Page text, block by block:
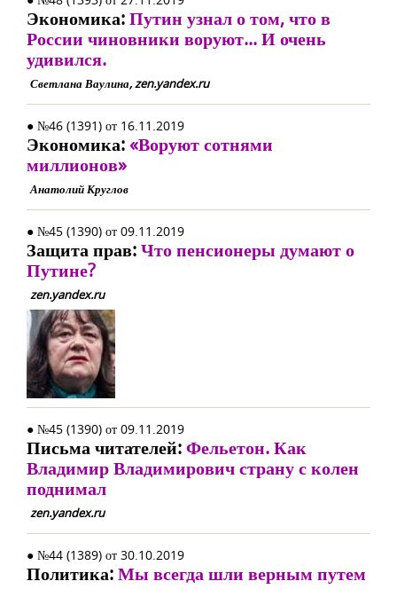
Экономика:Путин узнал о том, что в
России чиновники воруют... И очень
удивился.
Светлана Ваулина, zen.yandex.ru
● №46 (1391) от 16.11.2019
Экономика:«Воруют сотнями
миллионов»
Анатолий Круглов
● №45 (1390) от 09.11.2019
Защита прав:Что пенсионеры думают о
Путине?
zen.yandex.ru
● №45 (1390) от 09.11.2019
Письма читателей:Фельетон. Как
Владимир Владимирович страну с колен
поднимал
zen.yandex.ru
● №44 (1389) от 30.10.2019
Политика:Мы всегда шли верным путем